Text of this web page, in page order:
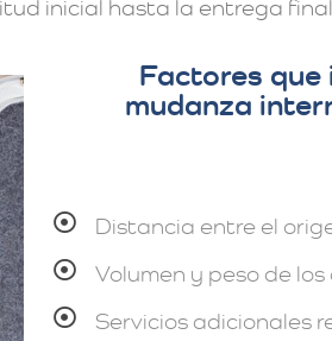
inicial hasta la entrega
Factores que
mudanza
Distancia entre el
Volumen y peso de
Servicios adicionales